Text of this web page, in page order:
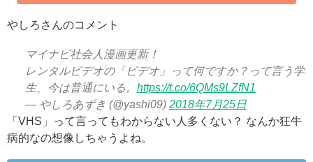
やしろさんのコメント
マイナビ社会人漫画更新！
レンタルビデオの「ビデオ」って何ですか？って言う学
生、今は普通にいる。 https://t.co/6QMs9LZfN1
— やしろあずき (@yashi09) 2018年7月25日
「VHS」って言ってもわからない人多くない？ なんか狂牛
病的なの想像しちゃうよね。